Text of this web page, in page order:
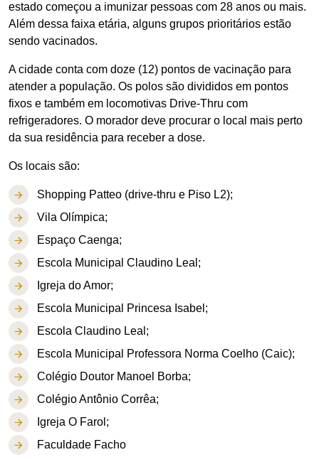
estado começou a imunizar pessoas com 28 anos ou mais.
Além dessa faixa etária, alguns grupos prioritários estão
sendo vacinados.
A cidade conta com doze (12) pontos de vacinação para
atender a população. Os polos são divididos em pontos
fixos e também em locomotivas Drive-Thru com
refrigeradores. O morador deve procurar o local mais perto
da sua residência para receber a dose.
Os locais são:
Shopping Patteo (drive-thru e Piso L2);
Vila Olímpica;
Espaço Caenga;
Escola Municipal Claudino Leal;
Igreja do Amor;
Escola Municipal Princesa Isabel;
Escola Claudino Leal;
Escola Municipal Professora Norma Coelho (Caic);
Colégio Doutor Manoel Borba;
Colégio Antônio Corrêa;
Igreja O Farol;
Faculdade Facho